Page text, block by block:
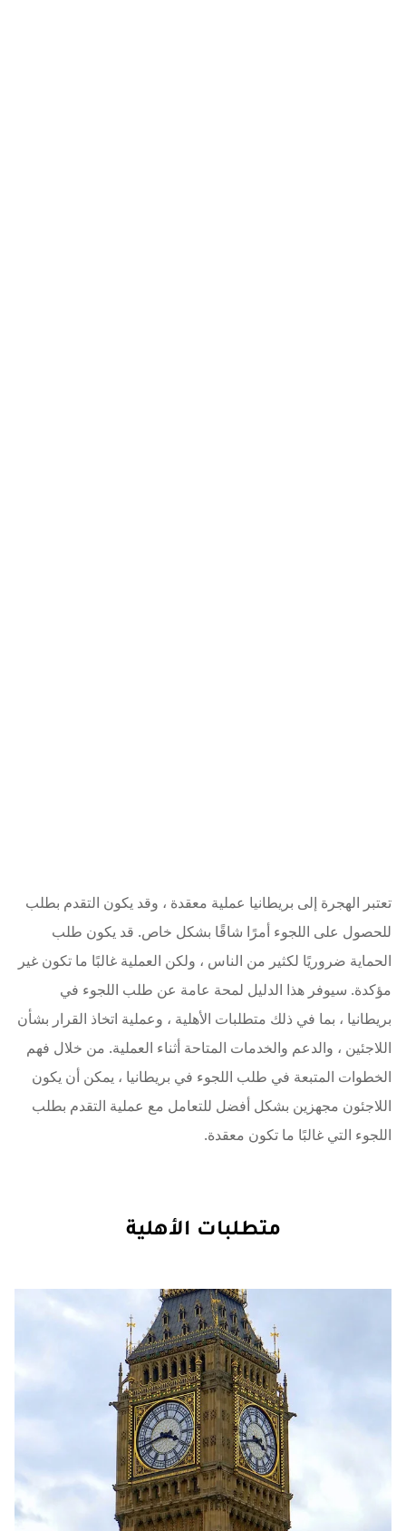
تعتبر الهجرة إلى بريطانيا عملية معقدة ، وقد يكون التقدم بطلب
للحصول على اللجوء أمرًا شاقًا بشكل خاص. قد يكون طلب
الحماية ضروريًا لكثير من الناس ، ولكن العملية غالبًا ما تكون غير
مؤكدة. سيوفر هذا الدليل لمحة عامة عن طلب اللجوء في
بريطانيا ، بما في ذلك متطلبات الأهلية ، وعملية اتخاذ القرار بشأن
اللاجئين ، والدعم والخدمات المتاحة أثناء العملية. من خلال فهم
الخطوات المتبعة في طلب اللجوء في بريطانيا ، يمكن أن يكون
اللاجئون مجهزين بشكل أفضل للتعامل مع عملية التقدم بطلب
اللجوء التي غالبًا ما تكون معقدة.
متطلبات الأهلية